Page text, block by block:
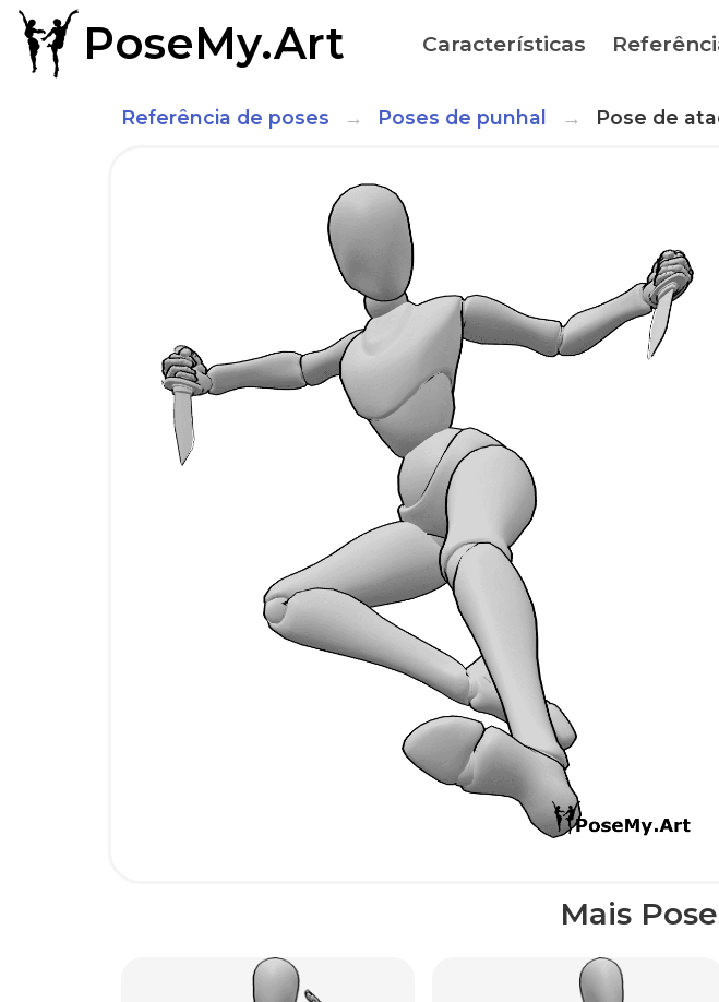
PoseMy.Art Características
Referência de poses Poses de punhal Pose de
Mais